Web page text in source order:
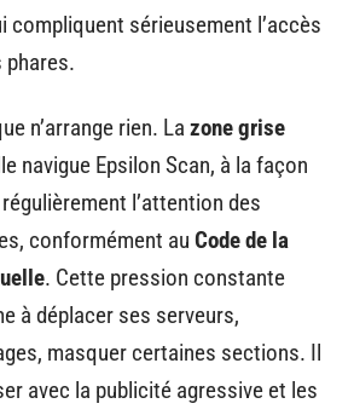
compliquent sérieusement l’accès
n’arrange rien. La zone grise
navigue Epsilon Scan, à la façon
l’attention des
conformément au Code de la
. Cette pression constante
à déplacer ses serveurs,
masquer certaines sections. Il
avec la publicité agressive et les